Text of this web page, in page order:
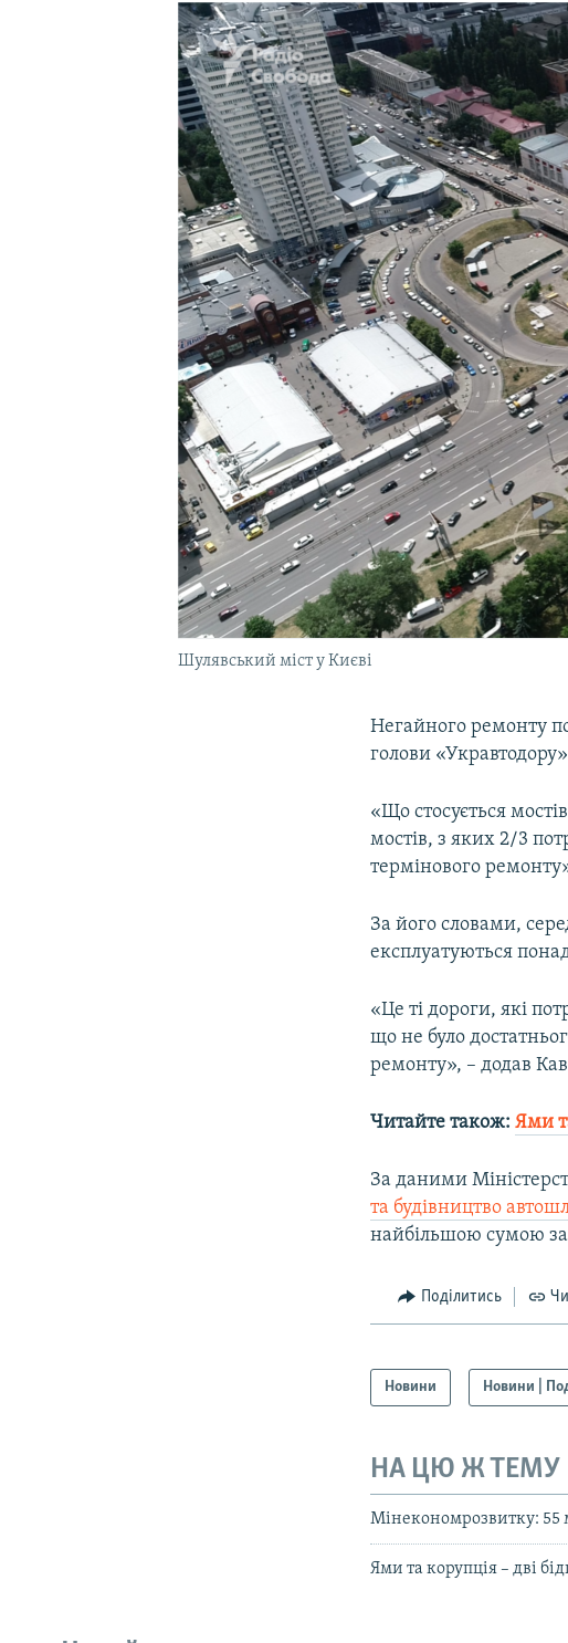
Шулявський міст у Києві
Негайного ремонту
голови
«Що стосується
мостів, з яких 2/3
термінового
За його словами,
експлуатуються
«Це ті дороги, які
що не було
ремонту», – додав
Читайте також:Ями
За даними
та будівництво
найбільшою сумою за
Поділитись
Новини Новини |
НА ЦЮ Ж ТЕМУ
Мінекономрозвитку: 55
Ями та корупція – дві